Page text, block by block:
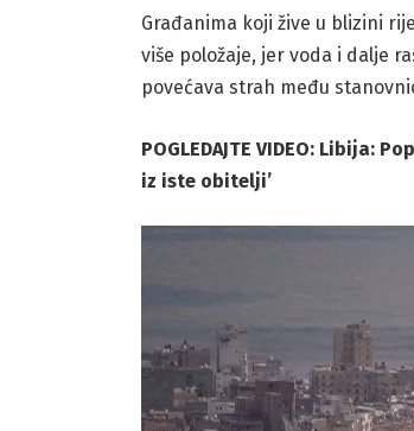
Građanima koji žive u blizini
više položaje, jer voda i dalje
povećava strah među
POGLEDAJTE VIDEO: Libija:
iz iste obitelji’